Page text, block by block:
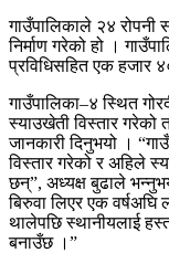
गाउँपालिकाले २४ रोपनी
निर्माण गरेको हो ।
प्रविधिसहित एक हजार
गाउँपालिका–४ स्थित
स्याउखेती विस्तार गरेको
जानकारी दिनुभयो ।
विस्तार गरेको र अहिले
छन्”, अध्यक्ष बुढाले
बिरुवा लिएर एक
थालेपछि स्थानीयलाई
बनाउँछ ।”